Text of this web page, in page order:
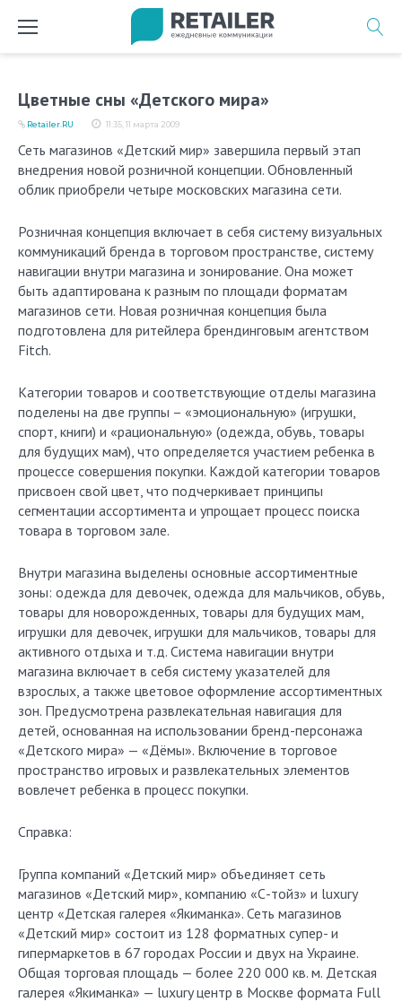
Цветные сны «Детского мира»
11:35, 11 марта 2009
Retailer.RU
Сеть магазинов «Детский мир» завершила первый этап
внедрения новой розничной концепции. Обновленный
облик приобрели четыре московских магазина сети.
Розничная концепция включает в себя систему визуальных
коммуникаций бренда в торговом пространстве, систему
навигации внутри магазина и зонирование. Она может
быть адаптирована к разным по площади форматам
магазинов сети. Новая розничная концепция была
подготовлена для ритейлера брендинговым агентством
Fitch.
Категории товаров и соответствующие отделы магазина
поделены на две группы – «эмоциональную» (игрушки,
спорт, книги) и «рациональную» (одежда, обувь, товары
для будущих мам), что определяется участием ребенка в
процессе совершения покупки. Каждой категории товаров
присвоен свой цвет, что подчеркивает принципы
сегментации ассортимента и упрощает процесс поиска
товара в торговом зале.
Внутри магазина выделены основные ассортиментные
зоны: одежда для девочек, одежда для мальчиков, обувь,
товары для новорожденных, товары для будущих мам,
игрушки для девочек, игрушки для мальчиков, товары для
активного отдыха и т.д. Система навигации внутри
магазина включает в себя систему указателей для
взрослых, а также цветовое оформление ассортиментных
зон. Предусмотрена развлекательная навигация для
детей, основанная на использовании бренд-персонажа
«Детского мира» — «Дёмы». Включение в торговое
пространство игровых и развлекательных элементов
вовлечет ребенка в процесс покупки.
Справка:
Группа компаний «Детский мир» объединяет сеть
магазинов «Детский мир», компанию «С-тойз» и luxury
центр «Детская галерея «Якиманка». Сеть магазинов
«Детский мир» состоит из 128 форматных супер- и
гипермаркетов в 67 городах России и двух на Украине.
Общая торговая площадь — более 220 000 кв. м. Детская
галерея «Якиманка» — luxury центр в Москве формата Full